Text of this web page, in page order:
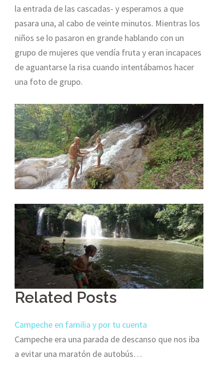
la entrada de las cascadas- y esperamos a que
pasara una, al cabo de veinte minutos. Mientras los
niños se lo pasaron en grande hablando con un
grupo de mujeres que vendía fruta y eran incapaces
de aguantarse la risa cuando intentábamos hacer
una foto de grupo.
Related Posts
Campeche en familia y por tu cuenta
Campeche era una parada de descanso que nos iba
a evitar una maratón de autobús…